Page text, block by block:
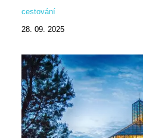
cestování
28. 09. 2025